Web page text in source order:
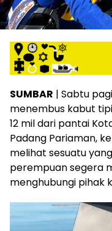
SUMBAR | Sabtu
menembus kabut
12 mil dari pantai
Padang Pariaman,
melihat sesuatu
perempuan segera
menghubungi pihak
Pemutar
Video